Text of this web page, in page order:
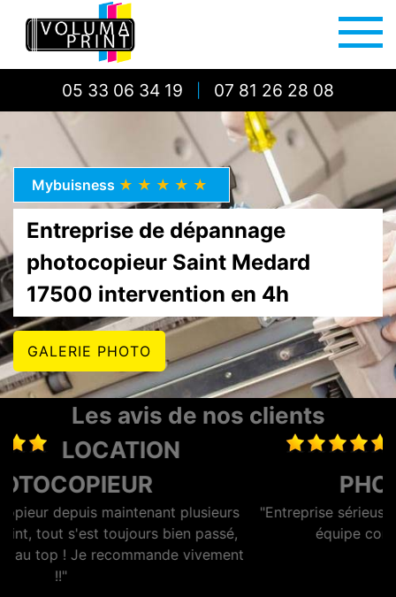
05 33 06 34 19 07 81 26 28 08
Mybuisness ★★★★★
Entreprise de dépannage
photocopieur Saint Medard
17500 intervention en 4h
GALERIE PHOTO
Les avis de nos clients
MAINTENANCE
PHOTOCOPIEUR
"Entreprise sérieuse et réactive, dotée d'une bonne
équipe commerciale et technique."